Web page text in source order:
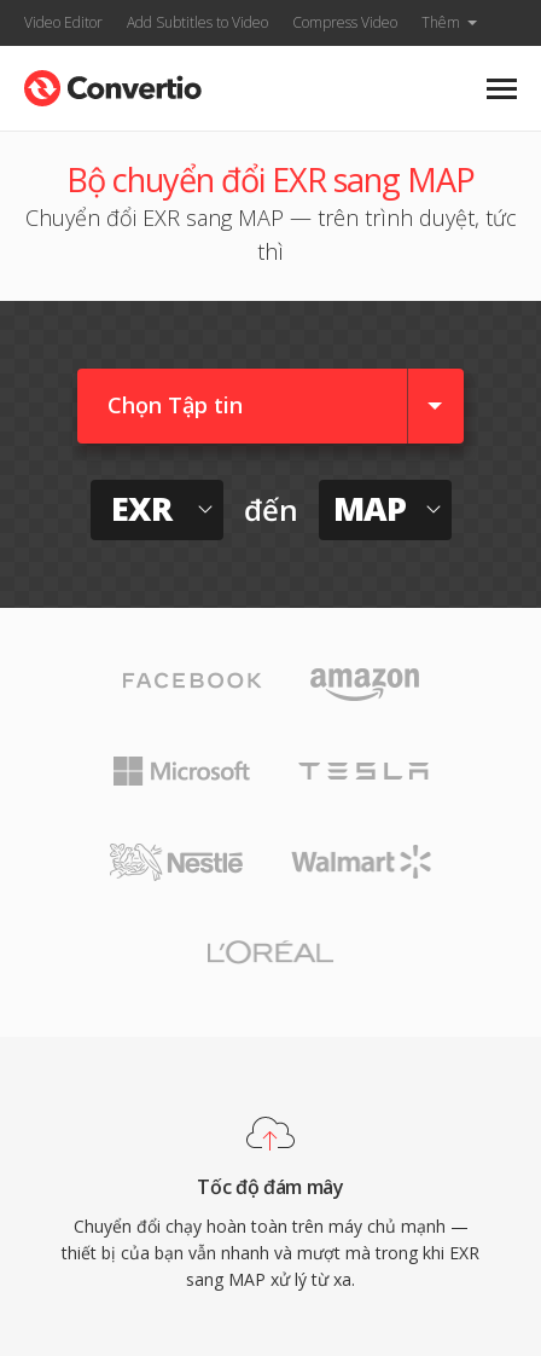
Video Editor Add Subtitles to Video Compress Video Thêm
Bộ chuyển đổi EXR sang MAP
Chuyển đổi EXR sang MAP — trên trình duyệt, tức
thì
Chọn Tập tin
EXR đến MAP
Tốc độ đám mây
Chuyển đổi chạy hoàn toàn trên máy chủ mạnh —
thiết bị của bạn vẫn nhanh và mượt mà trong khi EXR
sang MAP xử lý từ xa.